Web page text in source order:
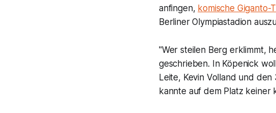
anfingen, komische Giganto-
Berliner Olympiastadion
"Wer steilen Berg erklimmt,
geschrieben. In Köpenick
Leite, Kevin Volland und
kannte auf dem Platz keiner